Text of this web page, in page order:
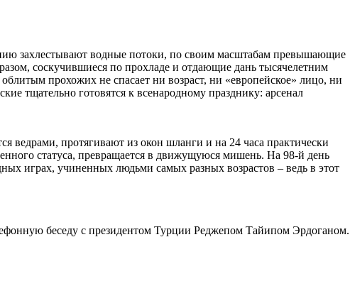
захлестывают водные потоки, по своим масштабам превышающие
соскучившиеся по прохладе и отдающие дань тысячелетним
прохожих не спасает ни возраст, ни «европейское» лицо, ни
тщательно готовятся к всенародному празднику: арсенал
ведрами, протягивают из окон шланги и на 24 часа практически
статуса, превращается в движущуюся мишень. На 98-й день
играх, учиненных людьми самых разных возрастов – ведь в этот
беседу с президентом Турции Реджепом Тайипом Эрдоганом.